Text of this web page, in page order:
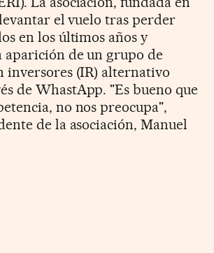
el vuelo tras perder
en los últimos años y
de un grupo de
inversores (IR) alternativo
de WhastApp. "Es bueno que
no nos preocupa",
de la asociación, Manuel